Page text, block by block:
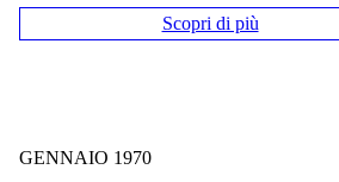
Scopri di più
GENNAIO 1970